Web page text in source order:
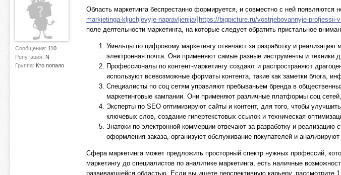
Сообщения: 110
Репутация: N
Группа: Кто попало
Область маркетинга беспрестанно формируется, и совместно с ней
markjetinga-kljuchjevyje-napravljenija/]https://bigpicture.ru/vostrjebovannyje-
поле деятельности маркетинга, на которые следует обратить пристальное
Умельцы по цифровому маркетингу отвечают за разработку и
электронная почта. Они применяют самые разные инструменты и техники
Профессионалы по контент-маркетингу создают и распространяют
используют всевозможные форматы контента, такие как заметки блога,
Специалисты по соц сетям управляют пребываньем бренда в
маркетинговые кампании. Они применяют различные платформы соц
Эксперты по SEO оптимизируют сайты и контент, для того, чтобы
ключевых слов, создание гипертекстовых ссылок и техническая
Знатоки по электронной коммерции отвечают за разработку и
оформления заказа, организуют обслуживание покупателей и
Сфера маркетинга может предложить просторный спектр нужных профессий,
маркетингу до специалистов по аналитике маркетинга, есть наличные
развивающейся областью. Если вы ищете перспективную карьеру, рассмотрите